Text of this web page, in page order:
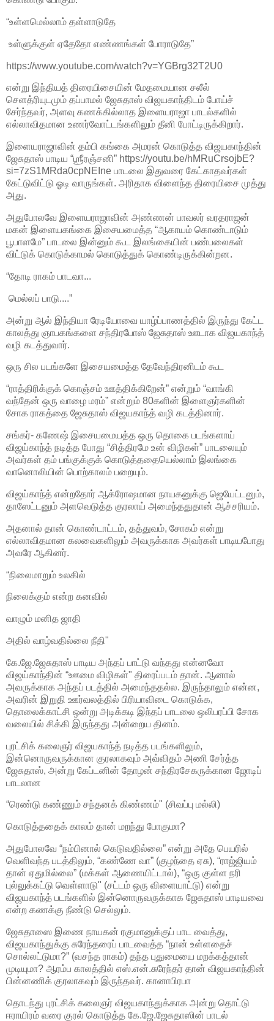
“உள்ளமெல்லாம் தள்ளாடுதே
உள்ளுக்குள் ஏதேதோ எண்ணங்கள் போராடுதே”
https://www.youtube.com/watch?v=YGBrg32T2U0
என்று இந்தியத் திரையிசையின் மேதமையான சலீல்
செளத்ரியுடமும் தப்பாமல் ஜேசுதாஸ் விஜயகாந்திடம் போய்ச்
சேர்ந்தவர், அளவு கணக்கில்லாத இளையராஜா பாடல்களில்
எல்லாவிதமான உணர்வோட்டங்களிலும் தீனி போட்டிருக்கிறார்.
இளையராஜாவின் தம்பி கங்கை அமரன் கொடுத்த விஜயகாந்தின்
ஜேசுதாஸ் பாடிய “ஶ்ரீரஞ்சனி” https://youtu.be/hMRuCrsojbE?
si=7zS1MRda0cpNEIne பாடலை இதுவரை கேட்காதவர்கள்
கேட்டுவிட்டு ஓடி வாருங்கள். அரிதாக விளைந்த திரையிசை முத்து
அது.
அதுபோலவே இளையராஜாவின் அண்ணன் பாவலர் வரதராஜன்
மகன் இளையகங்கை இசையமைத்த “ஆகாயம் கொண்டாடும்
பூபாளமே” பாடலை இன்னும் கூட இலங்கையின் பண்பலைகள்
விட்டுக் கொடுக்காமல் கொடுத்துக் கொண்டிருக்கின்றன.
“தோடி ராகம் பாடவா...
மெல்லப் பாடு....”
அன்று ஆல் இந்தியா ரேடியோவை யாழ்ப்பாணத்தில் இருந்து கேட்ட
காலத்து ஞாபகங்களை சந்திரபோஸ் ஜேசுதாஸ் ஊடாக விஜயகாந்த்
வழி கடத்துவார்.
ஒரு சில படங்களே இசையமைத்த தேவேந்திரனிடம் கூட
“ராத்திரிக்குக் கொஞ்சம் ஊத்திக்கிறேன்” என்றும் “வாங்கி
வந்தேன் ஒரு வாழை மரம்” என்றும் 80களின் இளைஞர்களின்
சோக ராகத்தை ஜேசுதாஸ் விஜயகாந்த் வழி கடத்தினார்.
சங்கர்- கணேஷ் இசையமையத்த ஒரு தொகை படங்களாய்
விஜய்காந்த் நடித்த போது “சித்திரமே உன் விழிகள்” பாடலையும்
அவர்கள் தம் பங்குக்குக் கொடுத்ததையெல்லாம் இலங்கை
வானொலியின் பொற்காலம் பறையும்.
விஜய்காந்த் என்றதோர் ஆக்ரோஷமான நாயகனுக்கு ஜெயேட்டனும்,
தாஸேட்டனும் அளவெடுத்த குரலாய் அமைந்ததுதான் ஆச்சரியம்.
அதனால் தான் கொண்டாட்டம், தத்துவம், சோகம் என்று
எல்லாவிதமான கலவைகளிலும் அவருக்காக அவர்கள் பாடியபோது
அவரே ஆகினர்.
“நிலைமாறும் உலகில்
நிலைக்கும் என்ற கனவில்
வாழும் மனித ஜாதி
அதில் வாழ்வதில்லை நீதி"
கே.ஜே.ஜேசுதாஸ் பாடிய அந்தப் பாட்டு வந்தது என்னவோ
விஜய்காந்தின் “ஊமை விழிகள்" திரைப்படம் தான். ஆனால்
அவருக்காக அந்தப் படத்தில் அமைந்ததல்ல. இருந்தாலும் என்ன,
அவரின் இறுதி ஊர்வலத்தில் பிரியாவிடை கொடுக்க,
தொலைக்காட்சி ஒன்று அடிக்கடி இந்தப் பாடலை ஒலிபரப்பி சோக
வலையில் சிக்கி இருந்தது அன்றைய தினம்.
புரட்சிக் கலைஞர் விஜயகாந்த் நடித்த படங்களிலும்,
இன்னொருவருக்கான குரலாகவும் அவ்விதம் அணி சேர்த்த
ஜேசுதாஸ், அன்று கேப்டனின் தோழன் சந்திரசேகருக்கான ஜோடிப்
பாடலான
“ரெண்டு கண்ணும் சந்தனக் கிண்ணம்" (சிவப்பு மல்லி)
கொடுத்ததைக் காலம் தான் மறந்து போகுமா?
அதுபோலவே “நம்பினால் கெடுவதில்லை” என்று அதே பெயரில்
வெளிவந்த படத்திலும், “கண்ணே வா” (குழந்தை ஏசு), “ராஜ்ஜியம்
தான் ஏதுமில்லை” (மக்கள் ஆணையிட்டால்), “ஒரு குள்ள நரி
புல்லுக்கட்டு வெள்ளாடு" (சட்டம் ஒரு விளையாட்டு) என்று
விஜயகாந்த் படங்களில் இன்னொருவருக்காக ஜேசுதாஸ் பாடியவை
என்ற கணக்கு நீண்டு செல்லும்.
ஜேசுதாஸை இணை நாயகன் ரகுமானுக்குப் பாட வைத்து,
விஜயகாந்துக்கு சுரேந்தரைப் பாடவைத்த “நான் உள்ளதைச்
சொல்லட்டுமா?” (வசந்த ராகம்) தந்த புதுமையை மறக்கத்தான்
முடியுமா? ஆரம்ப காலத்தில் எஸ்.என்.சுரேந்தர் தான் விஜயகாந்தின்
பின்னணிக் குரலாகவும் இருந்தவர். கானாபிரபா
தொடந்து புரட்சிக் கலைஞர் விஜயகாந்துக்காக அன்று தொட்டு
ஈராயிரம் வரை குரல் கொடுத்த கே.ஜே.ஜேசுதாஸின் பாடல்